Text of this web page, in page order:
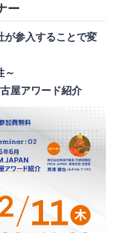
ー
が参入することで変
屋アワード紹介